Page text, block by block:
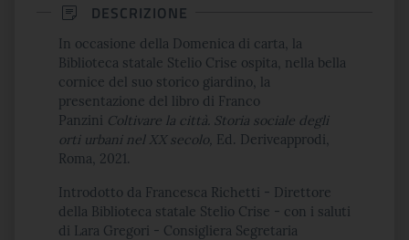
DESCRIZIONE
In occasione della Domenica di carta, la
Biblioteca statale Stelio Crise ospita, nella bella
cornice del suo storico giardino, la
presentazione del libro di Franco
Panzini Coltivare la città. Storia sociale degli
orti urbani nel XX secolo, Ed. Deriveapprodi,
Roma, 2021.
Introdotto da Francesca Richetti - Direttore
della Biblioteca statale Stelio Crise - con i saluti
di Lara Gregori - Consigliera Segretaria